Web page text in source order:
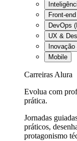
Front-end
DevOps
UX &
Mobile
Carreiras Alura
Evolua com
prática.
Jornadas
práticos,
protagonismo